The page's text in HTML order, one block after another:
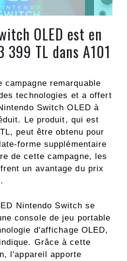
OLED est en
399 TL dans A101
campagne remarquable
technologies et a offert
Switch OLED à
Le produit, qui est
peut être obtenu pour
forme supplémentaire
de cette campagne, les
un avantage du prix
Nintendo Switch se
console de jeu portable
d'affichage OLED,
Grâce à cette
l'appareil apporte